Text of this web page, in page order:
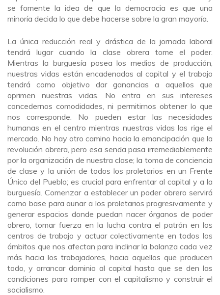
se fomente la idea de que la democracia es que una
minoría decida lo que debe hacerse sobre la gran mayoría.
La única reducción real y drástica de la jornada laboral
tendrá lugar cuando la clase obrera tome el poder.
Mientras la burguesía posea los medios de producción,
nuestras vidas están encadenadas al capital y el trabajo
tendrá como objetivo dar ganancias a aquellos que
oprimen nuestras vidas. No entra en sus intereses
concedernos comodidades, ni permitirnos obtener lo que
nos corresponde. No pueden estar las necesidades
humanas en el centro mientras nuestras vidas las rige el
mercado. No hay otro camino hacia la emancipación que la
revolución obrera, pero esa senda pasa irremediablemente
por la organización de nuestra clase; la toma de conciencia
de clase y la unión de todos los proletarios en un Frente
Único del Pueblo; es crucial para enfrentar al capital y a la
burguesía. Comenzar a establecer un poder obrero servirá
como base para aunar a los proletarios progresivamente y
generar espacios donde puedan nacer órganos de poder
obrero, tomar fuerza en la lucha contra el patrón en los
centros de trabajo y actuar colectivamente en todos los
ámbitos que nos afectan para inclinar la balanza cada vez
más hacia los trabajadores, hacia aquellos que producen
todo, y arrancar dominio al capital hasta que se den las
condiciones para romper con el capitalismo y construir el
socialismo.